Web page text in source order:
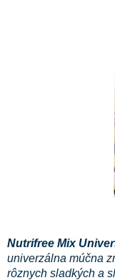
Nutrifree Mix
univerzálna múčna
rôznych sladkých a